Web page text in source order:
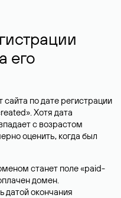
его
по дате регистрации
Хотя дата
с возрастом
оценить, когда был
станет поле «paid-
домен.
датой окончания